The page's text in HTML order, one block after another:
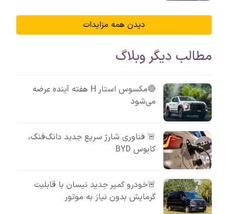
دیدن همه مزایدات
مطالب دیگر وبلاگ
🔴مکسوس استار H هفته آینده عرضه
می‌شود
🚨 فناوری شارژ سریع جدید دانگ‌فنگ،
کابوس BYD
🚨خودرو کمپر جدید نیسان با قابلیت
گرمایش بدون نیاز به موتور